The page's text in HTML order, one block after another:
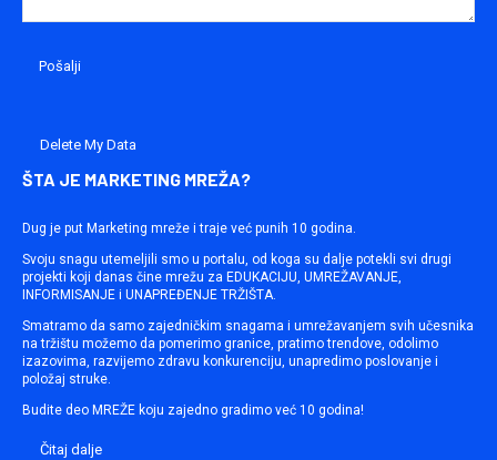
Delete My Data
ŠTA JE MARKETING MREŽA?
Dug je put Marketing mreže i traje već punih 10 godina.
Svoju snagu utemeljili smo u portalu, od koga su dalje potekli svi drugi
projekti koji danas čine mrežu za EDUKACIJU, UMREŽAVANJE,
INFORMISANJE i UNAPREĐENJE TRŽIŠTA.
Smatramo da samo zajedničkim snagama i umrežavanjem svih učesnika
na tržištu možemo da pomerimo granice, pratimo trendove, odolimo
izazovima, razvijemo zdravu konkurenciju, unapredimo poslovanje i
položaj struke.
Budite deo MREŽE koju zajedno gradimo već 10 godina!
Čitaj dalje